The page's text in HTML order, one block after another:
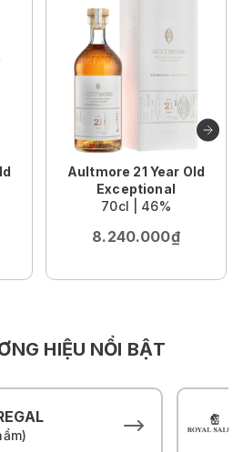
Aultmore 21 Year Old
Exceptional
70cl | 46%
8.240.000₫
HIỆU NỔI BẬT